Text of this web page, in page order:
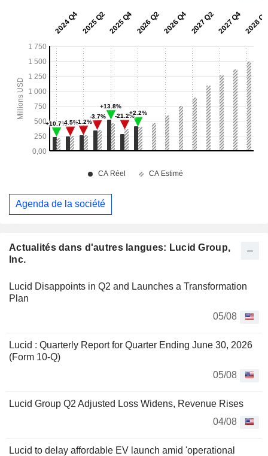
Actualités dans d'autres langues: Lucid Group,
Inc.
Lucid Disappoints in Q2 and Launches a Transformation
Plan
05/08
Lucid : Quarterly Report for Quarter Ending June 30, 2026
(Form 10-Q)
05/08
Lucid Group Q2 Adjusted Loss Widens, Revenue Rises
04/08
Lucid to delay affordable EV launch amid 'operational
Agenda de la société